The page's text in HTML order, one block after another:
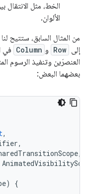
الخط، مثل الانتقال
الألوان.
من المثال السابق، ستتيح
إلى Row و Column في
العنصرَين وتنفيذ الرسوم
بعضهما البعض:
,
,
,
)
{